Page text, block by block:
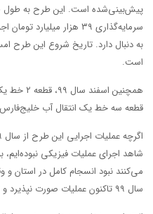
است.
همچنین
قطعه سه خط یک انتقال آب خلیج‌فارس
شاهد اجرای عملیات فیزیکی
می‌کنند نبود انسجام کامل در استان
سال ۹۹ تاکنون عملیات صورت نپذیرد و تا حدی زمان نیز ازدست‌رفته باشد.